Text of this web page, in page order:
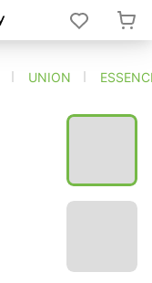
UNION